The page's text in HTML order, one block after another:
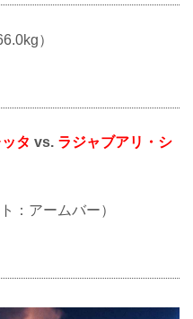
）
タ vs. ラジャブアリ・シ
：アームバー）